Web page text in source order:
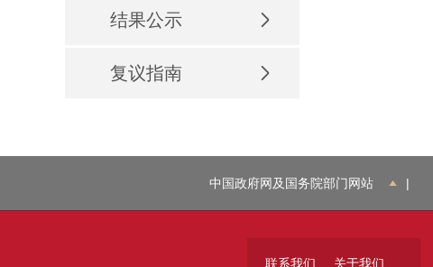
结果公示
复议指南
中国政府网及国务院部门网站 |
联系我们 关于我们